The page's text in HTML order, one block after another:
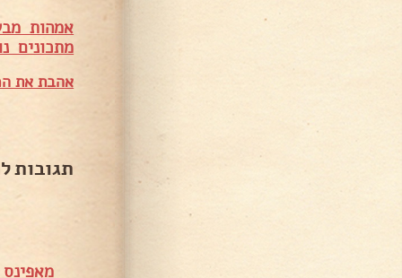
אמהות
מתכונים
אהבת את
תגובות